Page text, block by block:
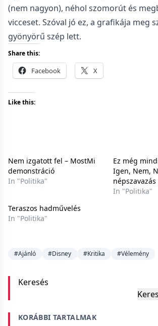
(nem nagyon), néhol szomorút és
vicceset. Szóval jó ez, a grafikája meg
gyönyörű szép lett.
Share this:
Facebook X
Like this:
Nem izgatott fel – MostMi
demonstráció
In "Politika"
Ez még
Igen, Nem,
In "Politika"
Teraszos hadművelés
In "Politika"
#Ajánló #Disney #Kritika #Vélemény
Keresés
KORÁBBI TARTALMAK